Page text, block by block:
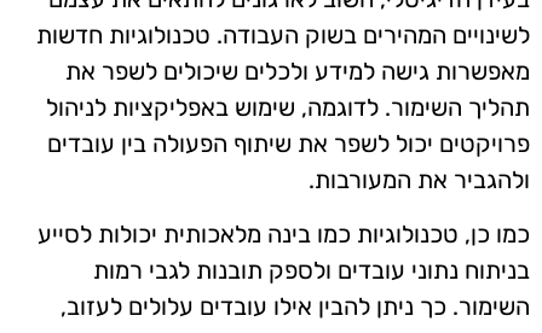
לשינויים המהירים בשוק העבודה. טכנולוגיות חדשות
מאפשרות גישה למידע ולכלים שיכולים לשפר את
תהליך השימור. לדוגמה, שימוש באפליקציות לניהול
פרויקטים יכול לשפר את שיתוף הפעולה בין עובדים
ולהגביר את המעורבות.
כמו כן, טכנולוגיות כמו בינה מלאכותית יכולות לסייע
בניתוח נתוני עובדים ולספק תובנות לגבי רמות
השימור. כך ניתן להבין אילו עובדים עלולים לעזוב,